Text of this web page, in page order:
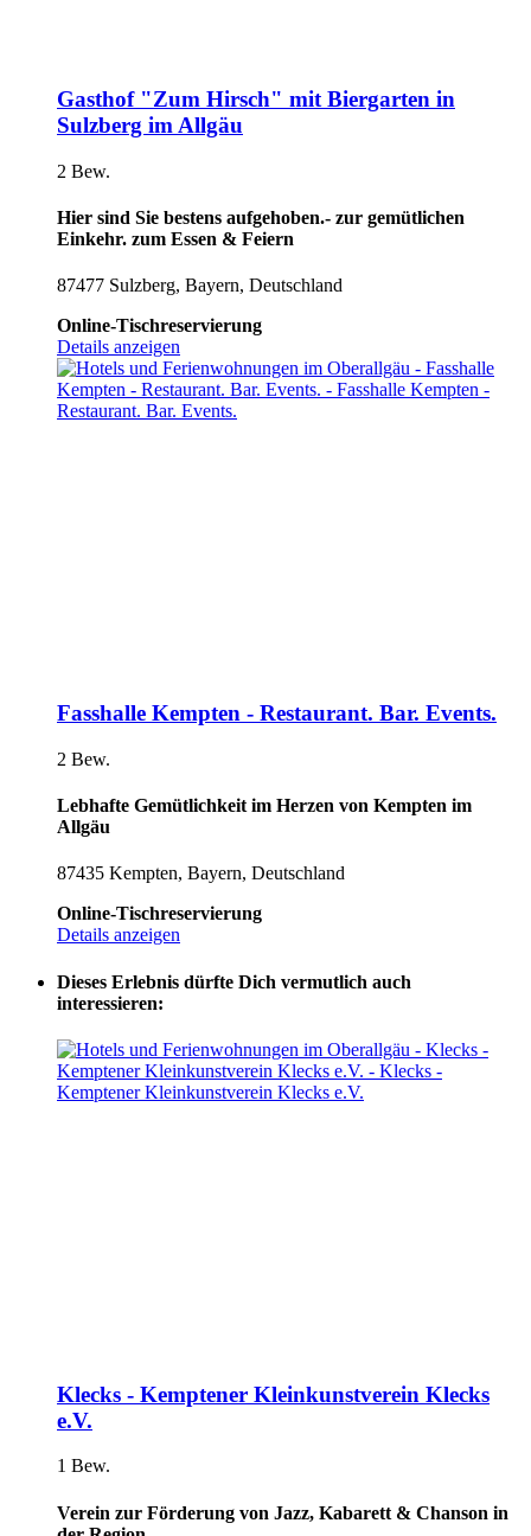
Gasthof "Zum Hirsch" mit Biergarten in
Sulzberg im Allgäu
2 Bew.
Hier sind Sie bestens aufgehoben.- zur gemütlichen
Einkehr. zum Essen & Feiern
87477 Sulzberg, Bayern, Deutschland
Online-Tischreservierung
Details anzeigen
Fasshalle Kempten - Restaurant. Bar. Events.
2 Bew.
Lebhafte Gemütlichkeit im Herzen von Kempten im
Allgäu
87435 Kempten, Bayern, Deutschland
Online-Tischreservierung
Details anzeigen
Dieses Erlebnis dürfte Dich vermutlich auch
interessieren:
Klecks - Kemptener Kleinkunstverein Klecks
e.V.
1 Bew.
Verein zur Förderung von Jazz, Kabarett & Chanson in